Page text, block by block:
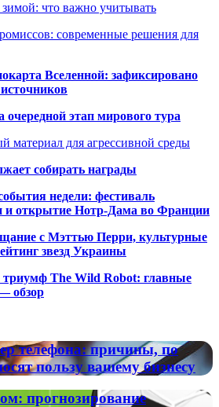
зимой: что важно учитывать
современные решения для
Вселенной: зафиксировано
этап мирового тура
для агрессивной среды
собирать награды
недели: фестиваль
и открытие Нотр-Дама во Франции
с Мэттью Перри, культурные
звезд Украины
The Wild Robot: главные
обзор
телефона: причины, по
пользу вашему бизнесу
прогнозирование